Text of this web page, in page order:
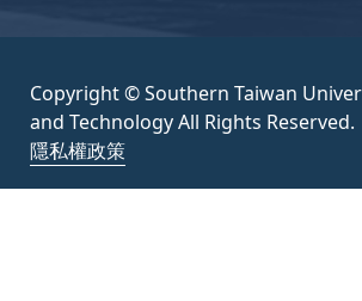
Copyright © Southern Taiwan
and Technology All Rights Reserved.
隱私權政策